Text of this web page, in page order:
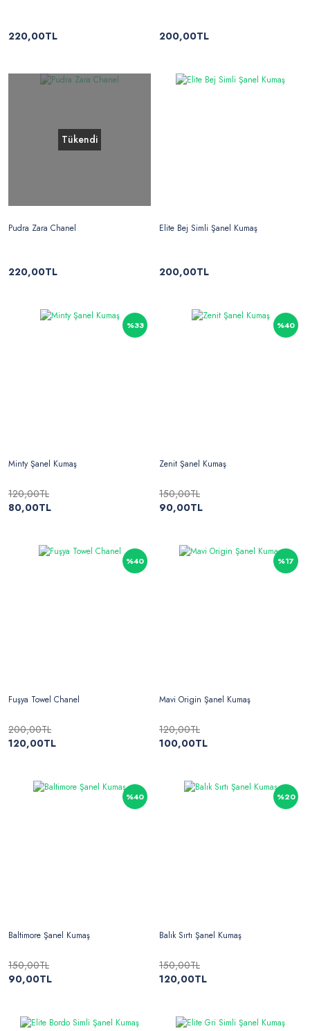
220,00TL 200,00TL
Tükendi
Pudra Zara Chanel
220,00TL
Elite Bej Simli Şanel Kumaş
200,00TL
%33
Minty Şanel Kumaş
120,00TL
80,00TL
%40
Zenit Şanel Kumaş
150,00TL
90,00TL
%40
Fuşya Towel Chanel
200,00TL
120,00TL
%17
Mavi Origin Şanel Kumaş
120,00TL
100,00TL
%40
Baltimore Şanel Kumaş
150,00TL
90,00TL
%20
Balık Sırtı Şanel Kumaş
150,00TL
120,00TL